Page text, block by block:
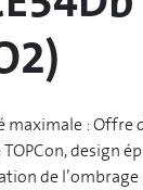
maximale : Offre
TOPCon, design
de